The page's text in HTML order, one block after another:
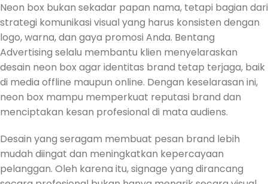
Neon box bukan sekadar papan nama, tetapi bagian dari
strategi komunikasi visual yang harus konsisten dengan
logo, warna, dan gaya promosi Anda. Bentang
Advertising selalu membantu klien menyelaraskan
desain neon box agar identitas brand tetap terjaga, baik
di media offline maupun online. Dengan keselarasan ini,
neon box mampu memperkuat reputasi brand dan
menciptakan kesan profesional di mata audiens.
Desain yang seragam membuat pesan brand lebih
mudah diingat dan meningkatkan kepercayaan
pelanggan. Oleh karena itu, signage yang dirancang